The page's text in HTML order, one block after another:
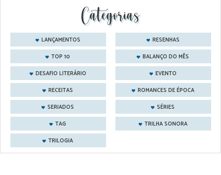
Categorias
LANÇAMENTOS
RESENHAS
TOP 10
BALANÇO DO MÊS
DESAFIO LITERÁRIO
EVENTO
RECEITAS
ROMANCES DE ÉPOCA
SERIADOS
SÉRIES
TAG
TRILHA SONORA
TRILOGIA